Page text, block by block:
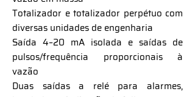
Totalizador e totalizador perpétuo com
diversas unidades de engenharia
Saída 4–20 mA isolada e saídas de
pulsos/frequência proporcionais à
vazão
Duas saídas a relé para alarmes,